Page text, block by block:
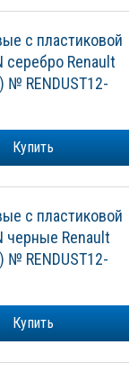
с пластиковой
серебро Renault
№ RENDUST12-
Купить
с пластиковой
черные Renault
№ RENDUST12-
Купить